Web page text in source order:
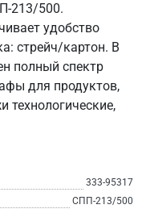
213/500.
удобство
стрейч/картон. В
полный спектр
для продуктов,
технологические,
333-95317
СПП-213/500